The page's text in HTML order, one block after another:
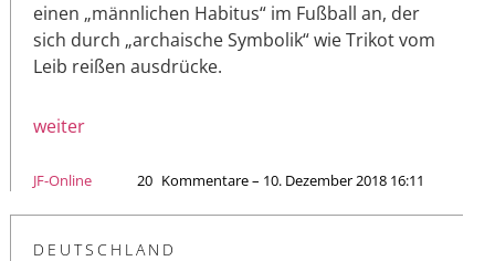
einen „männlichen Habitus“ im Fußball an, der
sich durch „archaische Symbolik“ wie Trikot vom
Leib reißen ausdrücke.
weiter
JF-Online 20 Kommentare – 10. Dezember 2018 16:11
DEUTSCHLAND